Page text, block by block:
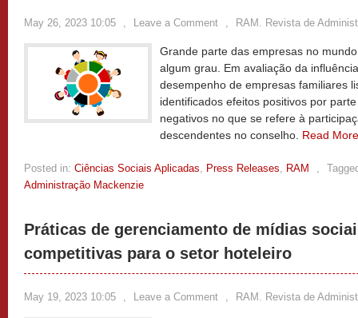
May 26, 2023 10:05 , Leave a Comment , RAM. Revista de
Grande parte das empresas no
algum grau. Em avaliação da
desempenho de empresas familiares
identificados efeitos positivos por
negativos no que se refere à
descendentes no conselho. Read
Posted in: Ciências Sociais Aplicadas, Press Releases, RAM ,
Administração Mackenzie
Práticas de gerenciamento de mídias
competitivas para o setor hoteleiro
May 19, 2023 10:05 , Leave a Comment , RAM. Revista de